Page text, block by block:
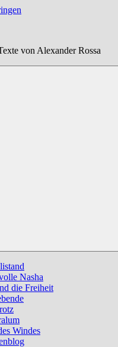
von Alexander Rossa
Nasha
die Freiheit
Windes